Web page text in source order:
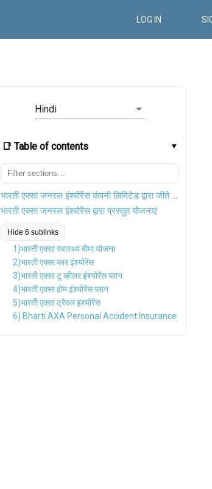
LOG IN
Hindi
📑 Table of contents
भारती एक्सा जनरल इंश्योरेंस कंपनी लिमिटेड द्वारा जीते गए पुरस्कार
भारती एक्सा जनरल इंश्योरेंस द्वारा प्रस्तुत योजनाएं
Hide 6 sublinks
1)भारती एक्सा स्वास्थ्य बीमा योजना
2)भारती एक्सा कार इंश्योरेंस
3)भारती एक्सा टू व्हीलर इंश्योरेंस प्लान
4)भारती एक्सा होम इंश्योरेंस प्लान
5)भारती एक्सा ट्रैवल इंश्योरेंस
6) Bharti AXA Personal Accident Insurance